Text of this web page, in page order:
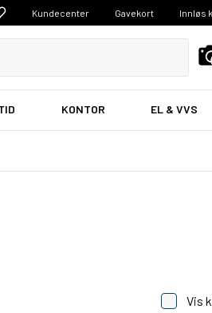
Kundecenter Gavekort Innløs
KONTOR EL & VVS
Vis